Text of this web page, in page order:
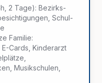
2 Tage): Bezirks-
Schul-
Familie:
Cards, Kinderarzt
Musikschulen,